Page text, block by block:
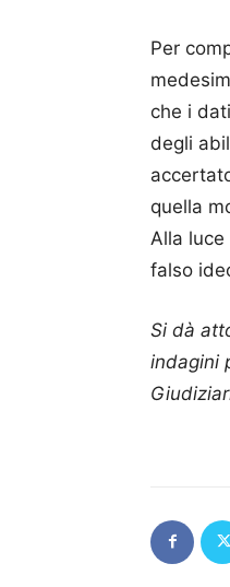
Per
che i
degli
quella
Alla
falso
Si dà
indagini